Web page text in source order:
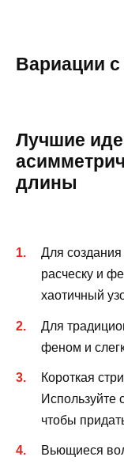
Вариации с
Лучшие
длины
Для создания
расческу и
хаотичный
Для
феном и
Короткая
Используйте
чтобы
Вьющиеся